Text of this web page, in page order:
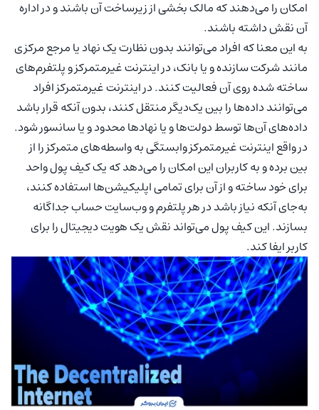
امکان را می‌دهند که مالک بخشی از زیرساخت آن باشند و در اداره
آن نقش داشته باشند.
به این معنا که افراد می‌توانند بدون نظارت یک نهاد یا مرجع مرکزی
مانند شرکت سازنده و یا بانک، در اینترنت غیرمتمرکز و پلتفرم‌های
ساخته شده روی آن فعالیت کنند. در اینترنت غیرمتمرکز افراد
می‌توانند داده‌ها را بین یک‌دیگر منتقل کنند، بدون آنکه قرار باشد
داده‌های آن‌ها توسط دولت‌ها و یا نهادها محدود و یا سانسور شود.
در واقع اینترنت غیرمتمرکز وابستگی به واسطه‌های متمرکز را از
بین برده و به کاربران این امکان را می‌دهد که یک کیف پول واحد
برای خود ساخته و از آن برای تمامی اپلیکیشن‌ها استفاده کنند،
به‌جای آنکه نیاز باشد در هر پلتفرم و وب‌سایت حساب جداگانه
بسازند. این کیف پول می‌تواند نقش یک هویت دیجیتال را برای
کاربر ایفا کند.